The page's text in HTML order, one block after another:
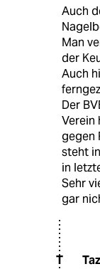
Auch
Man
der
Auch
Der
Verein
gegen
steht
in
Sehr
gar
T